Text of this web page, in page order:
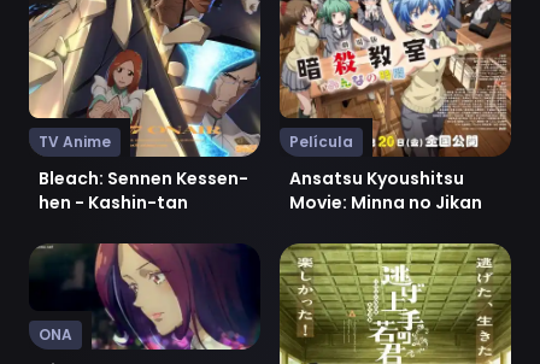
TV Anime
Bleach: Sennen Kessen-
hen - Kashin-tan
Película
Ansatsu Kyoushitsu
Movie: Minna no Jikan
ONA
Ver Ai no Yakusoku Ver Nige Jouzu no